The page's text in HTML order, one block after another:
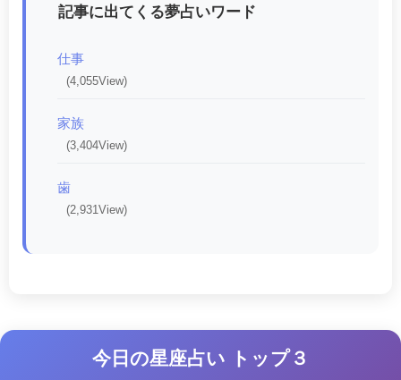
記事に出てくる夢占いワード
仕事
(4,055View)
家族
(3,404View)
歯
(2,931View)
今日の星座占い トップ３